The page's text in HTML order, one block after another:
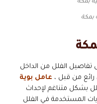
بمكة
الفلل من الداخل
من قبل ، عامل بوية
بشكل متناغم لإحداث
المستخدمة في الفلل